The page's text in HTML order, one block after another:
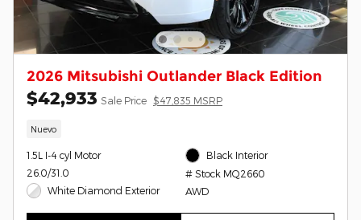
2026 Mitsubishi Outlander Black Edition
$42,933 Sale Price $47,835 MSRP
Nuevo
1.5L I-4 cyl Motor
26.0/31.0
White Diamond Exterior
Black Interior
# Stock MQ2660
AWD